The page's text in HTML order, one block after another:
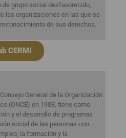
grupo social desfavorecido,
las organizaciones en las que se
de sus derechos.
CERMI
General de la Organización
(ONCE) en 1988, tiene como
y el desarrollo de programas
social de las personas con
la formación y la